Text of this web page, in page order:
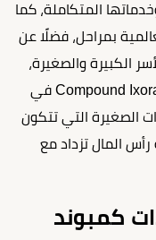
المتكاملة، كما
بمراحل، فضلًا عن
الكبيرة والصغيرة،
وتأتي فائدة الاستثمار داخل Compound Ixora 6 October في
الصغيرة التي تتكون
المال تزداد مع
كمبوند